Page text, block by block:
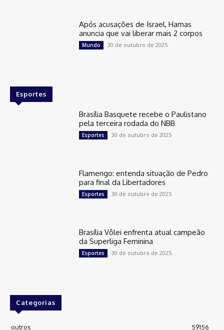
Após acusações de Israel, Hamas
anuncia que vai liberar mais 2 corpos
Mundo 30 de outubro de 2025
Esportes
Brasília Basquete recebe o Paulistano
pela terceira rodada do NBB
Esportes 30 de outubro de 2025
Flamengo: entenda situação de Pedro
para final da Libertadores
Esportes 30 de outubro de 2025
Brasília Vôlei enfrenta atual campeão
da Superliga Feminina
Esportes 30 de outubro de 2025
Categorias
outros 59156